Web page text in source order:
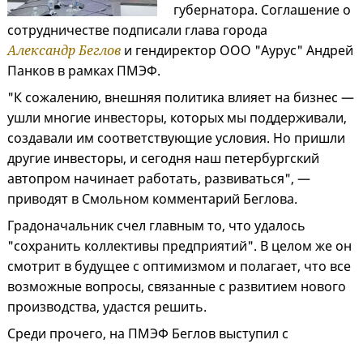
губернатора. Соглашение о
сотрудничестве подписали глава города
Александр Беглов и гендиректор ООО "Аурус" Андрей
Панков в рамках ПМЭФ.
"К сожалению, внешняя политика влияет на бизнес —
ушли многие инвесторы, которых мы поддерживали,
создавали им соответствующие условия. Но пришли
другие инвесторы, и сегодня наш петербургский
автопром начинает работать, развиваться", —
приводят в Смольном комментарий Беглова.
Градоначальник счел главным то, что удалось
"сохранить коллективы предприятий". В целом же он
смотрит в будущее с оптимизмом и полагает, что все
возможные вопросы, связанные с развитием нового
производства, удастся решить.
Среди прочего, на ПМЭФ Беглов выступил с